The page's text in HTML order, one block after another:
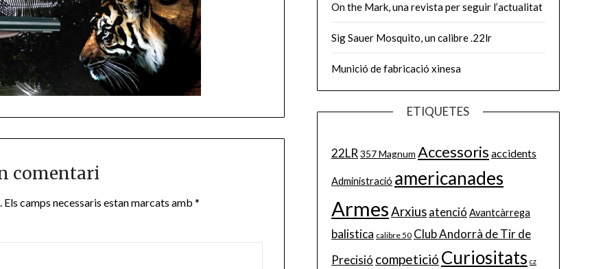
comentari
Els camps necessaris estan marcats amb*
On the Mark, una revista per seguir l’actualitat
Sig Sauer Mosquito, un calibre .22lr
Munició de fabricació xinesa
ETIQUETES
22LR 357 Magnum Accessoris accidents
Administració americanades
ArmesArxius atenció Avantcàrrega
balistica calibre 50 Club Andorrà de Tir de
Precisió competició Curiositats cz